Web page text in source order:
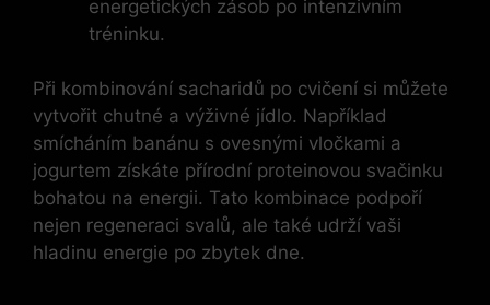
energetických zásob po intenzivním
tréninku.
Při kombinování sacharidů po cvičení si můžete
vytvořit chutné a výživné jídlo. Například
smícháním banánu s ovesnými vločkami a
jogurtem získáte přírodní proteinovou svačinku
bohatou na energii. Tato kombinace podpoří
nejen regeneraci svalů, ale také udrží vaši
hladinu energie po zbytek dne.